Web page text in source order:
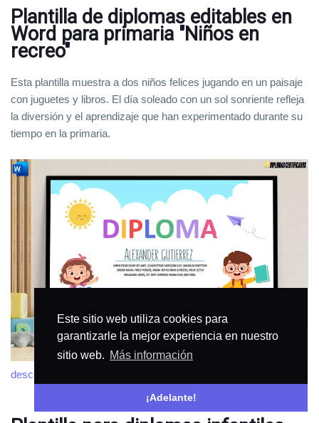
Este sitio web utiliza cookies para
garantizarle la mejor experiencia en nuestro
sitio web. Más información
¡Adelante!
Plantilla de diplomas editables en
Word para primaria "Niños en
recreo"
Esta plantilla muestra a dos niños felices jugando en un paisaje
con juguetes y libros. El día soleado con un sol sonriente refleja
la diversión y el aprendizaje que han experimentado durante su
tiempo en la primaria.
descargar